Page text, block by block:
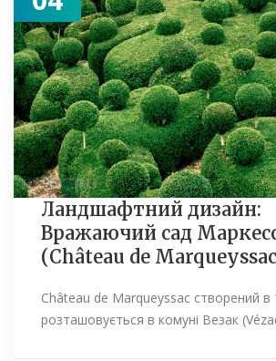
Ландшафтний дизайн:
Вражаючий сад
(Château de
Château de Marqueyssac створений в
розташовується в комуні Везак